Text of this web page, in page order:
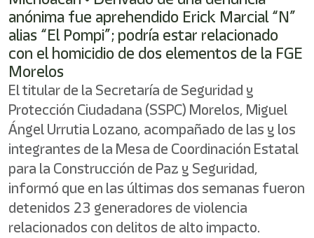
anónima fue aprehendido Erick Marcial “N”
alias “El Pompi”; podría estar relacionado
con el homicidio de dos elementos de la FGE
Morelos
El titular de la Secretaría de Seguridad y
Protección Ciudadana (SSPC) Morelos, Miguel
Ángel Urrutia Lozano, acompañado de las y los
integrantes de la Mesa de Coordinación Estatal
para la Construcción de Paz y Seguridad,
informó que en las últimas dos semanas fueron
detenidos 23 generadores de violencia
relacionados con delitos de alto impacto.